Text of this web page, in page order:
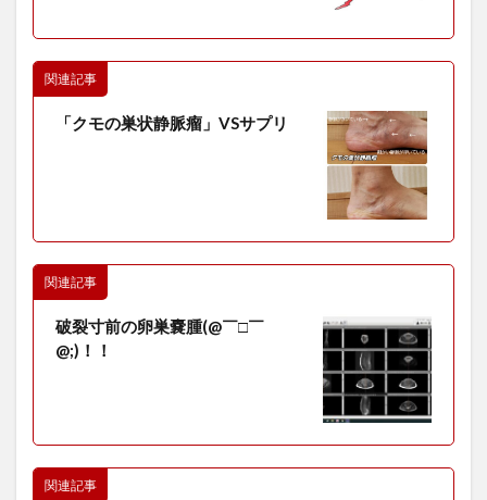
関連記事
「クモの巣状静脈瘤」VSサプリ
関連記事
破裂寸前の卵巣嚢腫(@￣□￣
@;)！！
関連記事